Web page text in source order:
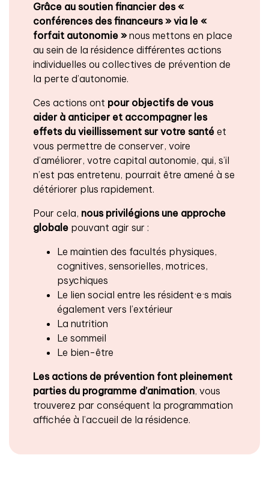
Grâce au soutien financier des «
conférences des financeurs » via le «
forfait autonomie »nous mettons en place
au sein de la résidence différentes actions
individuelles ou collectives de prévention de
la perte d’autonomie.
Ces actions ont pour objectifs de vous
aider à anticiper et accompagner les
effets du vieillissement sur votre santé et
vous permettre de conserver, voire
d’améliorer, votre capital autonomie, qui, s’il
n’est pas entretenu, pourrait être amené à se
détériorer plus rapidement.
Pour cela, nous privilégions une approche
globale pouvant agir sur :
Le maintien des facultés physiques,
cognitives, sensorielles, motrices,
psychiques
Le lien social entre les résident·e·s mais
également vers l’extérieur
La nutrition
Le sommeil
Le bien-être
Les actions de prévention font pleinement
parties du programme d’animation, vous
trouverez par conséquent la programmation
affichée à l’accueil de la résidence.